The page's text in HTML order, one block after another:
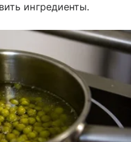
ингредиенты.